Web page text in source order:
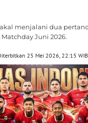
menjalani dua
Juni 2026.
25 Mei 2026, 22:15 WIB